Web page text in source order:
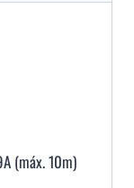
(máx. 10m)